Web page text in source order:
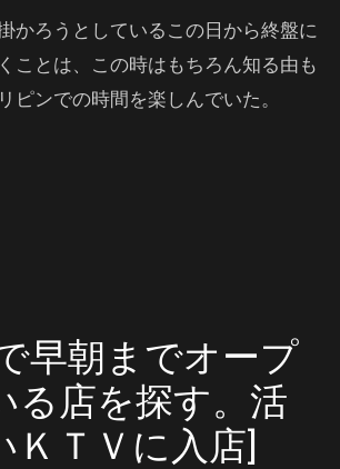
かろうとしているこの日から終盤に
ことは、この時はもちろん知る由も
ピンでの時間を楽しんでいた。
早朝までオープ
る店を探す。活
ＫＴＶに入店]